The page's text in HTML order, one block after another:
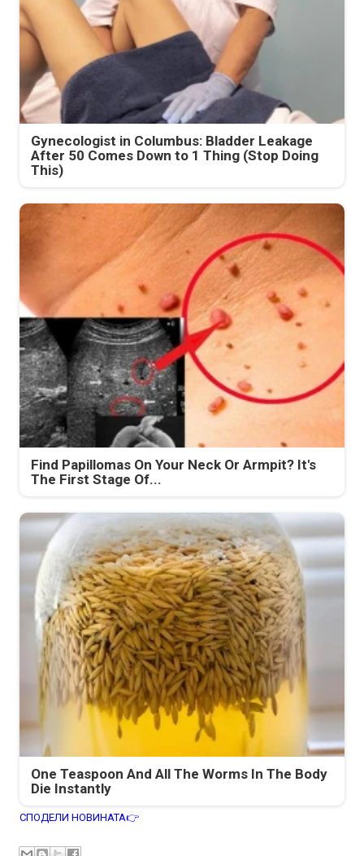
Gynecologist in Columbus: Bladder Leakage
After 50 Comes Down to 1 Thing (Stop Doing
This)
Find Papillomas On Your Neck Or Armpit? It's
The First Stage Of...
One Teaspoon And All The Worms In The Body
Die Instantly
СПОДЕЛИ НОВИНАТА👉